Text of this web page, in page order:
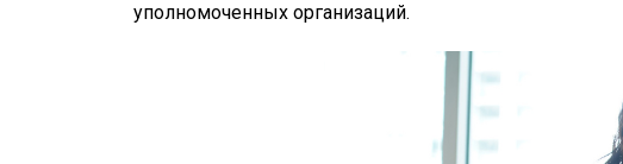
уполномоченных организаций.